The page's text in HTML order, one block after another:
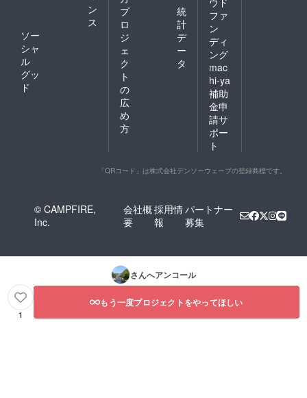
ン
ス
ソー
シャ
ル
グッ
ド
プ
ロ
ジ
ェ
ク
ト
の
広
め
方
統
計
デ
ー
タ
ファ
ン
ディ
ング
mac
hi-ya
補助
金申
請サ
ポー
ト
「QRコード」は株式会社デンソーウェーブの登録商標です。
© CAMPFIRE,
Inc.
会社概
要
採用情
報
パートナー
募集
さんへアンコール
1
もう一度プロジェクトをやってほしい